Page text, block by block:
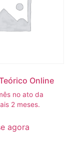
Online
no ato da
2 meses.
agora